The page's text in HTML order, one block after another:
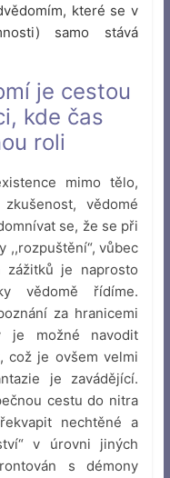
které se v
samo stává
je cestou
kde čas
roli
mimo tělo,
vědomé
se, že se při
,,rozpuštění“, vůbec
zážitků je naprosto
vědomě řídíme.
za hranicemi
je možné navodit
což je ovšem velmi
je zavádějící.
cestu do nitra
nechtěné a
v úrovni jiných
s démony